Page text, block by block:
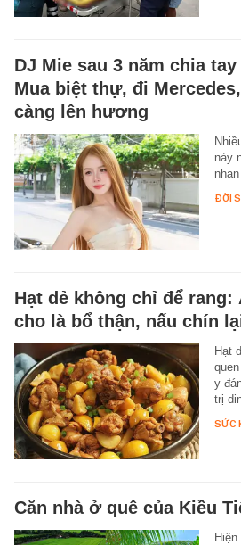
DJ Mie sau 3 năm chia
Mua biệt thự, đi
càng lên hương
này
ĐỜI
Hạt dẻ không chỉ để
cho là bổ thận, nấu chín
Hạt
y
trị
SỨC
Căn nhà ở quê của Kiều